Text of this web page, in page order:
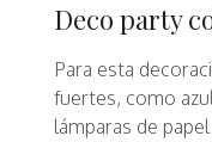
Deco party
Para esta
fuertes, como
lámparas de